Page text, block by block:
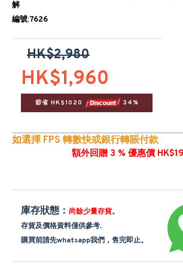
解
編號:7626
HK$1,960
HK$2,980
節省 HK$1020 34%
如選擇 FPS 轉數快或銀行轉賬付款
額外回贈 3 % 優惠價
庫存狀態： 尚餘少量存貨。
存貨及價格資料僅供參考,
購買前請先whatsapp我們，售完即止。